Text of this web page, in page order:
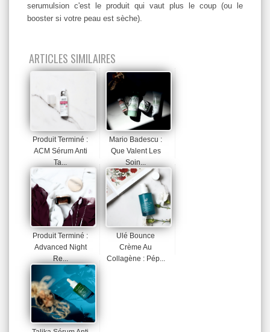
serumulsion c'est le produit qui vaut plus le coup (ou le
booster si votre peau est sèche).
ARTICLES SIMILAIRES
Produit Terminé :
ACM Sérum Anti
Ta...
Mario Badescu :
Que Valent Les
Soin...
Produit Terminé :
Advanced Night
Re...
Ulé Bounce
Crème Au
Collagène : Pép...